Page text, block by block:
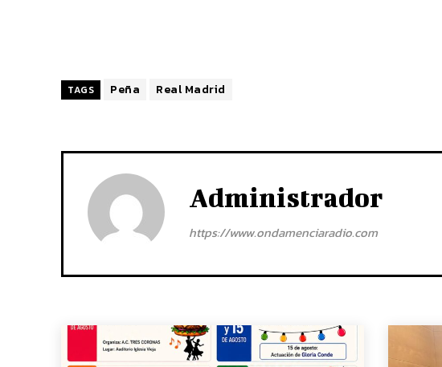
TAGS Peña Real Madrid
Administrador
https://www.ondamenciaradio.com